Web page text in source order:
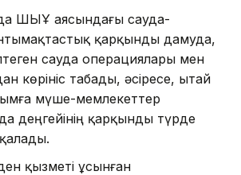
ШЫҰ аясындағы сауда-
қарқынды дамуда,
сауда операциялары мен
көрініс табады, әсіресе, Қытай
мүше-мемлекеттер
деңгейінің қарқынды түрде
қызметі ұсынған